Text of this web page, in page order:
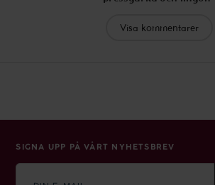
Visa kommentarer
SIGNA UPP PÅ VÅRT NYHETSBREV